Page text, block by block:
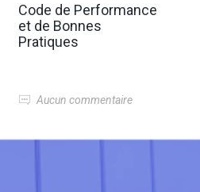
Code de Performance
et de Bonnes
Pratiques
Aucun commentaire